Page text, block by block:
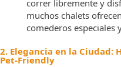
correr libremente y
muchos chalets
comederos especiales
2. Elegancia en la Ciudad:
Pet-Friendly